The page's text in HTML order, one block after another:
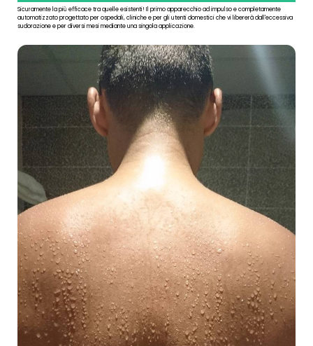
Sicuramente la più efficace tra quelle esistenti! Il primo apparecchio ad impulso e completamente
automatizzato progettato per ospedali, cliniche e per gli utenti domestici che vi libererà dall'eccessiva
sudorazione e per diversi mesi mediante una singola applicazione.